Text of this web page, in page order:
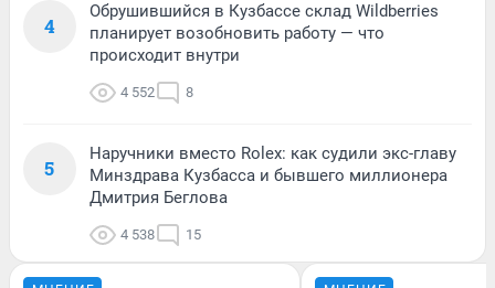
4
Обрушившийся в Кузбассе склад Wildberries
планирует возобновить работу — что
происходит внутри
4 552 8
5
Наручники вместо Rolex: как судили экс-главу
Минздрава Кузбасса и бывшего миллионера
Дмитрия Беглова
4 538 15